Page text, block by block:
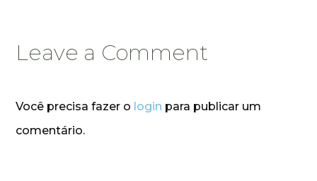
Leave a Comment
Você precisa fazer o login para publicar um
comentário.